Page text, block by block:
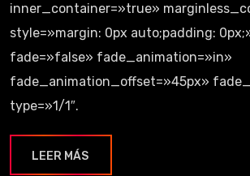
inner_container=»true»
style=»margin: 0px auto;padding:
fade=»false» fade_animation=»in»
fade_animation_offset=»45px»
type=»1/1″.
LEER MÁS